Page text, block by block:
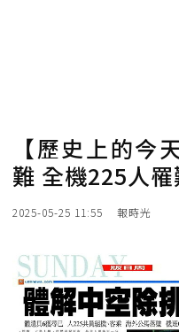
【歷史上的今
難 全機225人罹
2025-05-25 11:55 報時光